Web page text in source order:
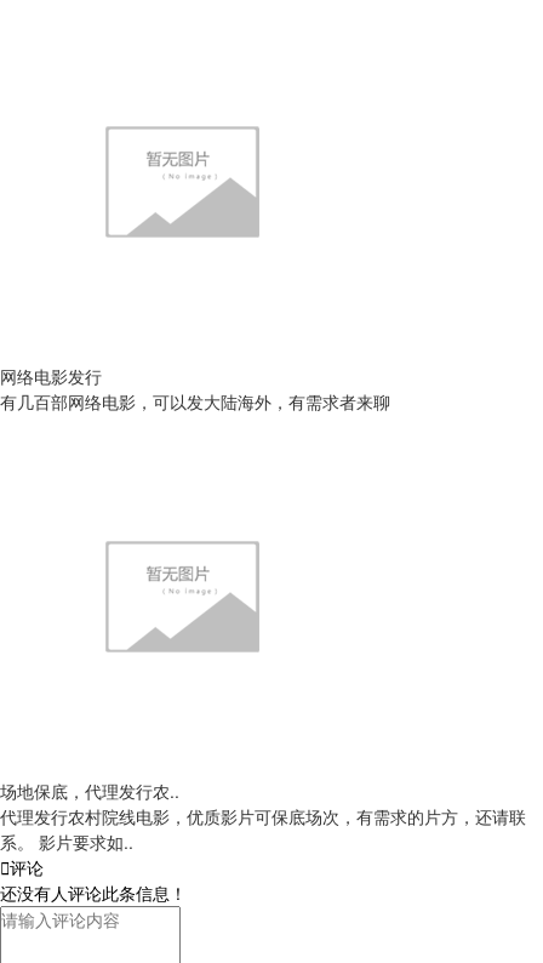
网络电影发行
有几百部网络电影，可以发大陆海外，有需求者来聊
场地保底，代理发行农..
代理发行农村院线电影，优质影片可保底场次，有需求的片方，还请联
系。 影片要求如..
评论
还没有人评论此条信息！